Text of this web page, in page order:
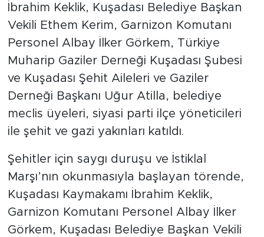
İbrahim Keklik, Kuşadası Belediye Başkan
Vekili Ethem Kerim, Garnizon Komutanı
Personel Albay İlker Görkem, Türkiye
Muharip Gaziler Derneği Kuşadası Şubesi
ve Kuşadası Şehit Aileleri ve Gaziler
Derneği Başkanı Uğur Atilla, belediye
meclis üyeleri, siyasi parti ilçe yöneticileri
ile şehit ve gazi yakınları katıldı.
Şehitler için saygı duruşu ve İstiklal
Marşı’nın okunmasıyla başlayan törende,
Kuşadası Kaymakamı İbrahim Keklik,
Garnizon Komutanı Personel Albay İlker
Görkem, Kuşadası Belediye Başkan Vekili